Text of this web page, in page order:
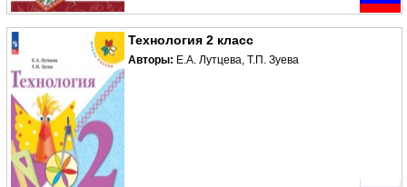
Технология 2 класс
Авторы: Е.А. Лутцева, Т.П. Зуева